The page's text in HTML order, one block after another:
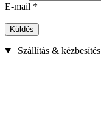
E-mail *
Küldés
Szállítás & kézbesítés